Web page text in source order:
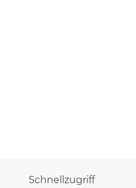
Schnellzugriff